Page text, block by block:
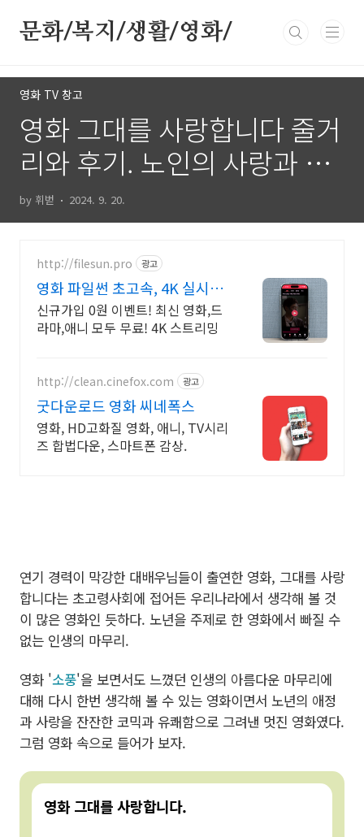
문화/복지/생활/영화/
영화 TV 창고
영화 그대를 사랑합니다 줄거
리와 후기. 노인의 사랑과 인
생...그리고 마무리
by 휘벋 2024. 9. 20.
http://filesun.pro 광고
영화 파일썬 초고속, 4K 실시간
보기!
신규가입 0원 이벤트! 최신 영화,드
라마,애니 모두 무료! 4K 스트리밍
http://clean.cinefox.com 광고
굿다운로드 영화 씨네폭스
영화, HD고화질 영화, 애니, TV시리
즈 합법다운, 스마트폰 감상.
연기 경력이 막강한 대배우님들이 출연한 영화, 그대를 사랑
합니다는 초고령사회에 접어든 우리나라에서 생각해 볼 것
이 많은 영화인 듯하다. 노년을 주제로 한 영화에서 빠질 수
없는 인생의 마무리.
영화 '소풍'을 보면서도 느꼈던 인생의 아름다운 마무리에
대해 다시 한번 생각해 볼 수 있는 영화이면서 노년의 애정
과 사랑을 잔잔한 코믹과 유쾌함으로 그려낸 멋진 영화였다.
그럼 영화 속으로 들어가 보자.
영화 그대를 사랑합니다.